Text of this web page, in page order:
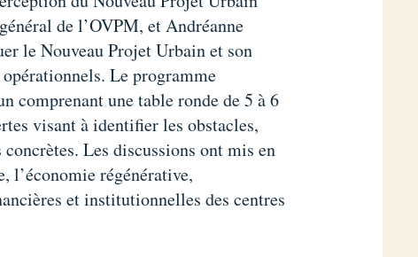
de l’OVPM, et Andréanne
le Nouveau Projet Urbain et son
Le programme
comprenant une table ronde de 5 à 6
visant à identifier les obstacles,
Les discussions ont mis en
l’économie régénérative,
et institutionnelles des centres